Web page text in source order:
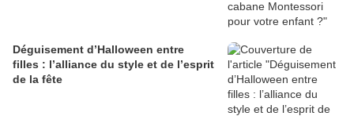
Déguisement d’Halloween entre
filles : l’alliance du style et de l’esprit
de la fête